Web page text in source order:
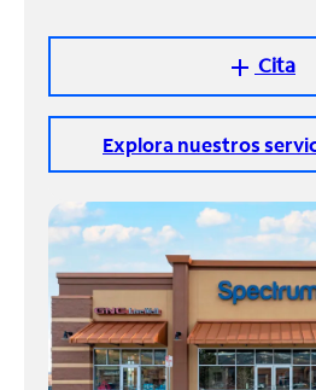
add Cita
Explora nuestros